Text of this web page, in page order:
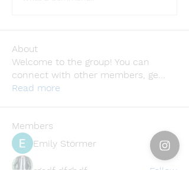
About
Welcome to the group! You can
connect with other members, ge...
Read more
Members
Emily Störmer
Follow
rgsdf dfgbdf Follow